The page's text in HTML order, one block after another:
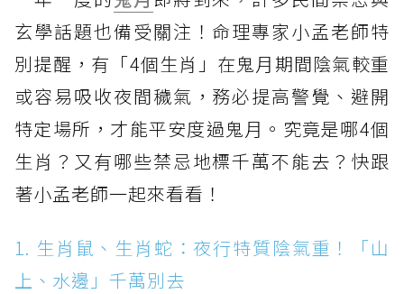
玄學話題也備受關注！命理專家小孟老師特
別提醒，有「4個生肖」在鬼月期間陰氣較重
或容易吸收夜間穢氣，務必提高警覺、避開
特定場所，才能平安度過鬼月。究竟是哪4個
生肖？又有哪些禁忌地標千萬不能去？快跟
著小孟老師一起來看看！
1. 生肖鼠、生肖蛇：夜行特質陰氣重！「山
上、水邊」千萬別去